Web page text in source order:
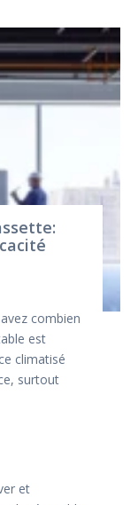
combien
est
climatisé
surtout
et